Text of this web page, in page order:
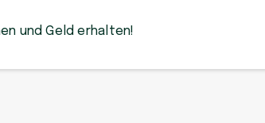
und Geld erhalten!